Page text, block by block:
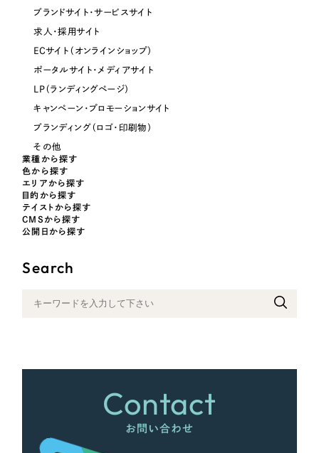
パープル・紫色
ピンク・桃色
ブランドサイト・サービスサイト
求人・採用サイト
ECサイト（オンラインショップ）
ポータルサイト・メディアサイト
LP（ランディングページ）
キャンペーン・プロモーションサイト
ブランディング（ロゴ・印刷物）
その他
業種から探す
色から探す
エリアから探す
目的から探す
テイストから探す
CMSから探す
公開日から探す
Search
Contact
お問い合わせ